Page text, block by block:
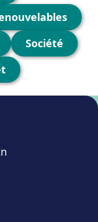
Société